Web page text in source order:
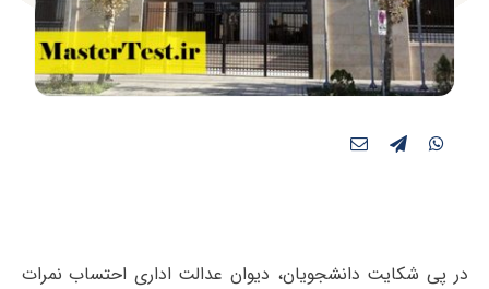
در پی شکایت دانشجویان، دیوان عدالت اداری احتساب نمرات